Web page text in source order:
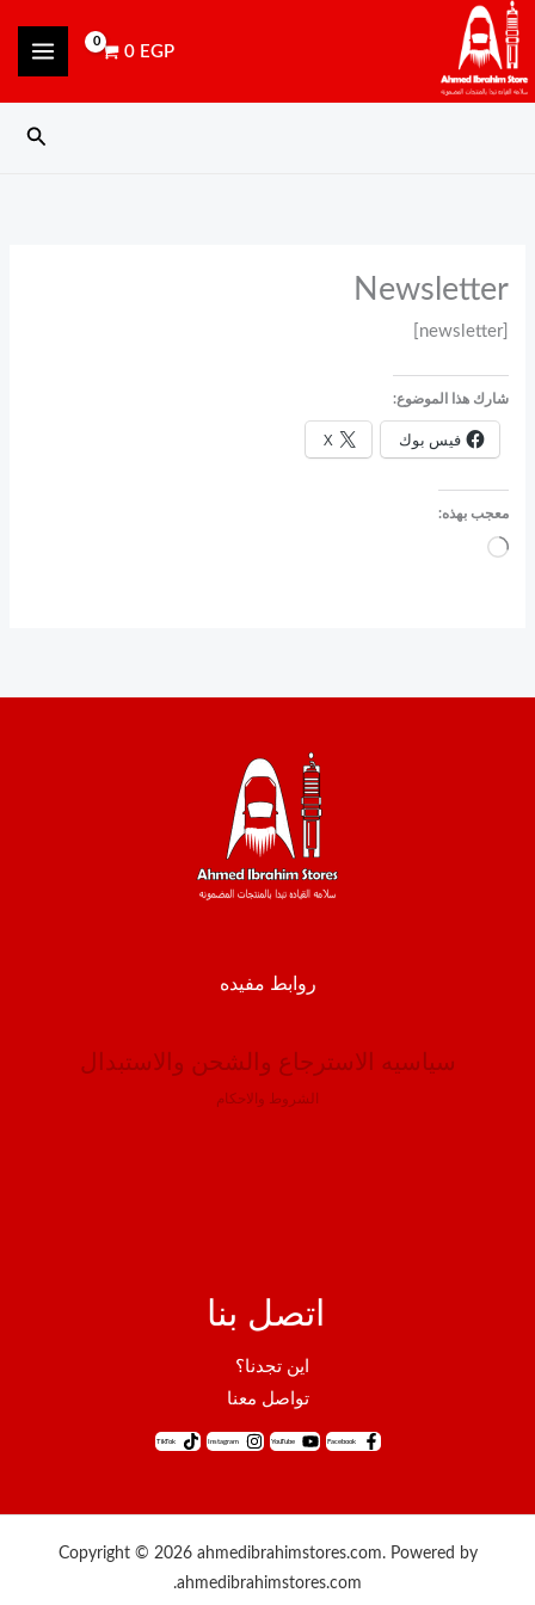
content
تخطي
إلى
المحتوى
0 EGP
Newsletter
[newsletter]
شارك هذا الموضوع:
فيس بوك X
معجب بهذه:
جاري
روابط مفيده
سياسيه الاسترجاع والشحن والاستبدال
الشروط والاحكام
اتصل بنا
اين تجدنا؟
تواصل معنا
Facebook
YouTube
Instagram
TikTok
Copyright © 2026 ahmedibrahimstores.com. Powered by
ahmedibrahimstores.com.